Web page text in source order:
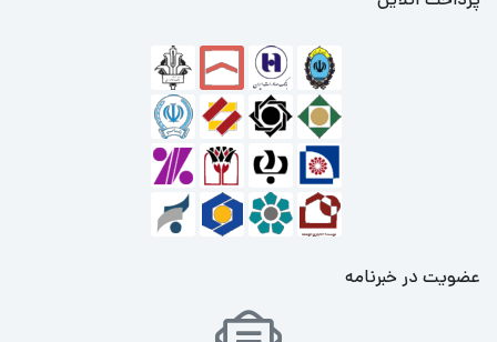
عضویت در خبرنامه